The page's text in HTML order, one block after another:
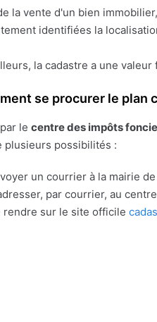
la vente d'un bien
identifiées la
la cadastre a une
se procurer le plan
le centre des impôts
plusieurs possibilités :
un courrier à la mairie
par courrier, au
rendre sur le site officile